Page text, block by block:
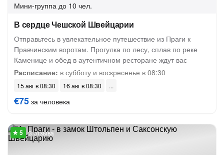
Мини-группа до 10 чел.
В сердце Чешской Швейцарии
Отправьтесь в увлекательное путешествие из Праги к
Правчинским воротам. Прогулка по лесу, сплав по реке
Каменице и обед в аутентичном ресторане ждут вас
Расписание: в субботу и воскресенье в 08:30
15 авг в 08:30 16 авг в 08:30
€75 за человека
3 отзыва